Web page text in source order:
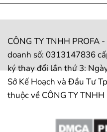
CÔNG TY TNHH PROFA
doanh số: 0313147836
ký thay đổi lần thứ 3:
Sở Kế Hoạch và Đầu Tư
thuộc về CÔNG TY TNHH